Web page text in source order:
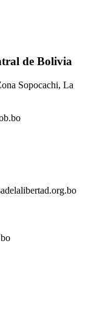
de Bolivia
Sopocachi, La